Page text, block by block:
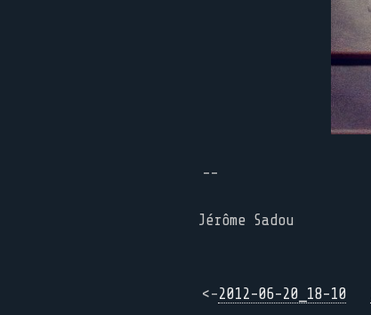
--
Jérôme Sadou
<-2012-06-20_18-10